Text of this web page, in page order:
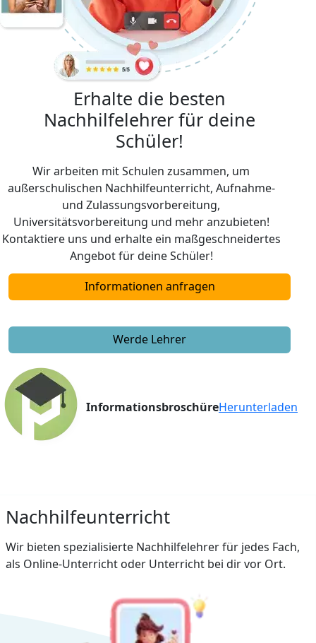
Erhalte die besten
Nachhilfelehrer für deine
Schüler!
Wir arbeiten mit Schulen zusammen, um
außerschulischen Nachhilfeunterricht, Aufnahme-
und Zulassungsvorbereitung,
Universitätsvorbereitung und mehr anzubieten!
Kontaktiere uns und erhalte ein maßgeschneidertes
Angebot für deine Schüler!
Informationen anfragen
Werde Lehrer
InformationsbroschüreHerunterladen
Nachhilfeunterricht
Wir bieten spezialisierte Nachhilfelehrer für jedes Fach,
als Online-Unterricht oder Unterricht bei dir vor Ort.